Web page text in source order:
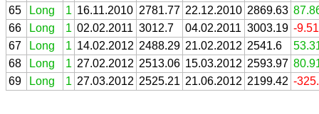
65
Long 1 16.11.2010 2781.77 22.12.2010 2869.63
66
Long 1 02.02.2011 3012.7 04.02.2011 3003.19 -
67
Long 1 14.02.2012 2488.29 21.02.2012 2541.6
68
Long 1 27.02.2012 2513.06 15.03.2012 2593.97
69
Long 1 27.03.2012 2525.21 21.06.2012 2199.42 -